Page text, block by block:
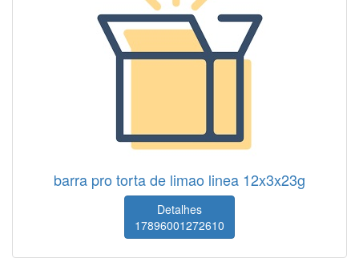
barra pro torta de limao linea 12x3x23g
Detalhes
17896001272610